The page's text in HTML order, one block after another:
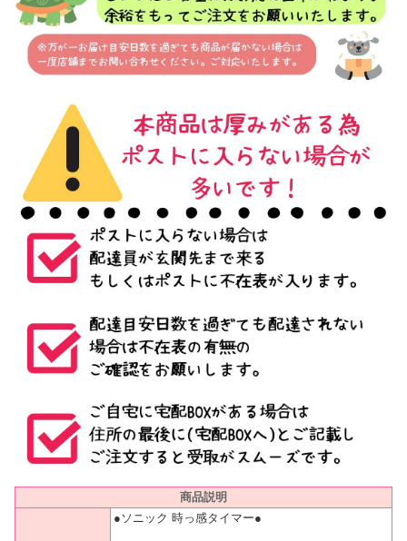
商品説明
●ソニック 時っ感タイマー●